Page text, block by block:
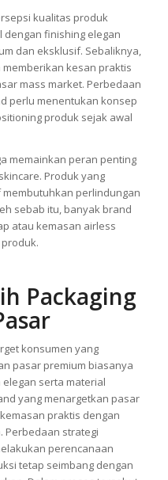
kualitas produk
dengan finishing elegan
dan eksklusif. Sebaliknya,
kesan praktis
mass market. Perbedaan
perlu menentukan konsep
produk sejak awal
memainkan peran penting
Produk yang
perlindungan
sebab itu, banyak brand
atau kemasan airless
Packaging
konsumen yang
pasar premium biasanya
serta material
yang menargetkan pasar
praktis dengan
Perbedaan strategi
perencanaan
tetap seimbang dengan